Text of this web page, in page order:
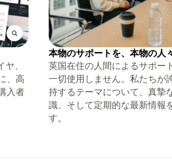
、
、高
入者
本物のサポートを、本物の人
英国在住の人間によるサポー
一切使用しません。私たちが
持するテーマについて、真摯
識、そして定期的な最新情報
す。